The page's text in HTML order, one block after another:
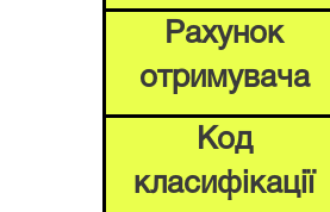
Рахунок
отримувача
Код
класифікації